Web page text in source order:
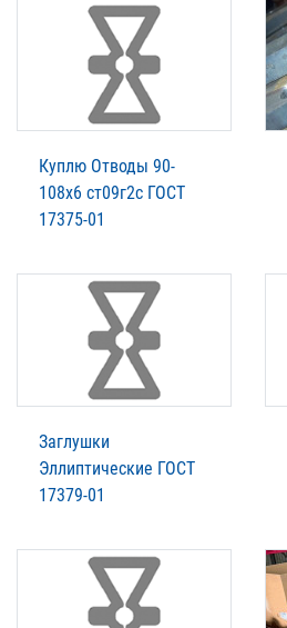
Куплю Отводы 90-
108х6 ст09г2с ГОСТ
17375-01
Заглушки
Эллиптические ГОСТ
17379-01